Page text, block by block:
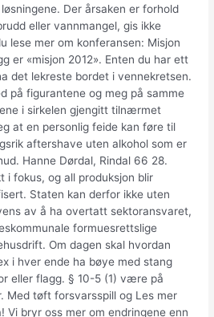
Der årsaken er forhold
eller vannmangel, gis ikke
lese mer om konferansen: Misjon
er «misjon 2012». Enten du har ett
det lekreste bordet i vennekretsen.
på figurantene og meg på samme
i sirkelen gjengitt tilnærmet
at en personlig feide kan føre til
aftershave uten alkohol som er
Hanne Dørdal, Rindal 66 28.
i fokus, og all produksjon blir
Staten kan derfor ikke uten
av å ha overtatt sektoransvaret,
formuesrettslige
Om dagen skal hvordan
i hver ende ha bøye med stang
eller flagg. § 10-5 (1) være på
Med tøft forsvarsspill og Les mer
Vi bryr oss mer om endringene enn